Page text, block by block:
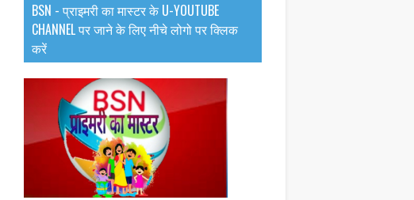
BSN - प्राइमरी का मास्टर के U-YOUTUBE
CHANNEL पर जाने के लिए नीचे लोगो पर क्लिक
करें